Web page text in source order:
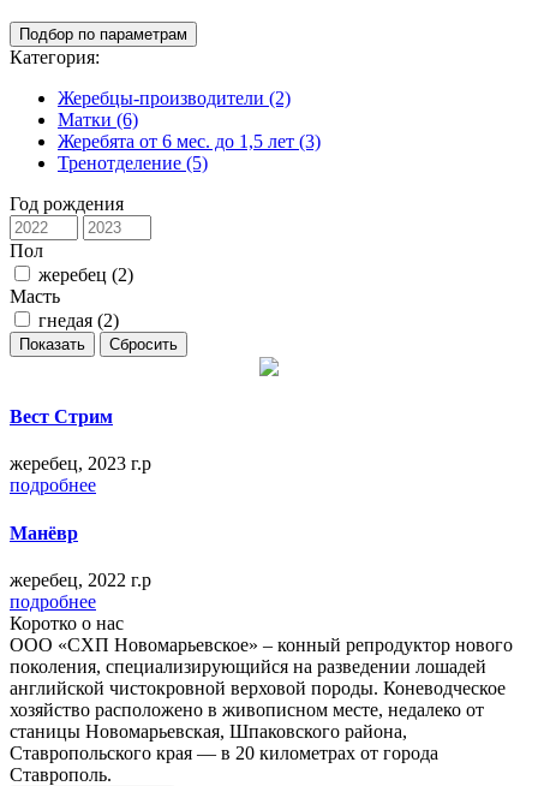
Подбор по параметрам
Категория:
Жеребцы-производители (2)
Матки (6)
Жеребята от 6 мес. до 1,5 лет (3)
Тренотделение (5)
Год рождения
Пол
жеребец (2)
Масть
гнедая (2)
Показать Сбросить
Вест Стрим
жеребец, 2023 г.р
подробнее
Манёвр
жеребец, 2022 г.р
подробнее
Коротко о нас
ООО «СХП Новомарьевское» – конный репродуктор нового
поколения, специализирующийся на разведении лошадей
английской чистокровной верховой породы. Коневодческое
хозяйство расположено в живописном месте, недалеко от
станицы Новомарьевская, Шпаковского района,
Ставропольского края — в 20 километрах от города
Ставрополь.